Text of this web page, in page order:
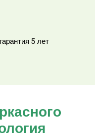
5 лет